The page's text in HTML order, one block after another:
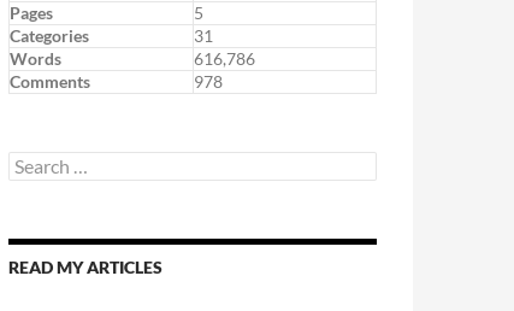
Pages
5
Categories
31
Words
616,786
Comments
978
Search
for:
READ MY ARTICLES